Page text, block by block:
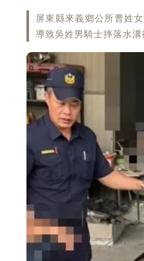
UNIQLO涼感衣不
國家隊戰績！投資
賴清德「總統級嘲
70歲姜厚任攜小2
駐英台北代表處徵
白海豚明恐海警！
哈根達斯「買10送
屏東縣來義鄉公所曹姓
導致吳姓男騎士摔落水